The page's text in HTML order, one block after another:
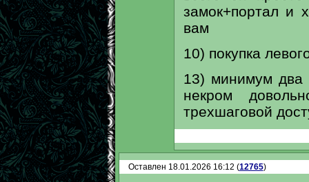
замок+портал и
вам
10) покупка
13) минимум два
некром
трехшаговой
Оставлен 18.01.2026 16:12 (12765)